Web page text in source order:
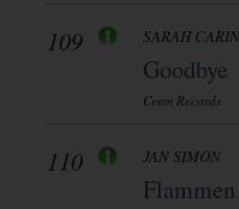
109 SARAH
Goodbye
Ceem Records
110 JAN SIMON